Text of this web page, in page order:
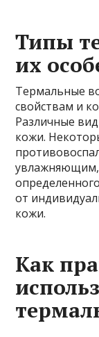
Типы
их
Термальные
свойствам и
Различные
кожи.
от
кожи.
Как